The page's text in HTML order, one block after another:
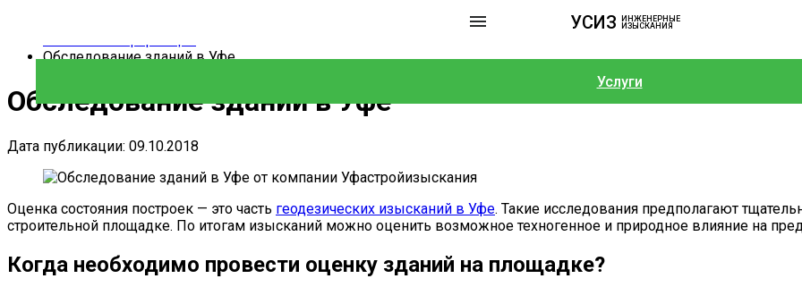
УСИЗ
ИНЖЕНЕРНЫЕ
ИЗЫСКАНИЯ
Услуги
Обследование зданий в Уфе
Обследование зданий в Уфе
Дата публикации: 09.10.2018
Оценка состояния построек — это часть геодезических изысканий в Уфе. Такие исследования предполагают
строительной площадке. По итогам изысканий можно оценить возможное техногенное и природное влияние на
Когда необходимо провести оценку зданий на площадке?